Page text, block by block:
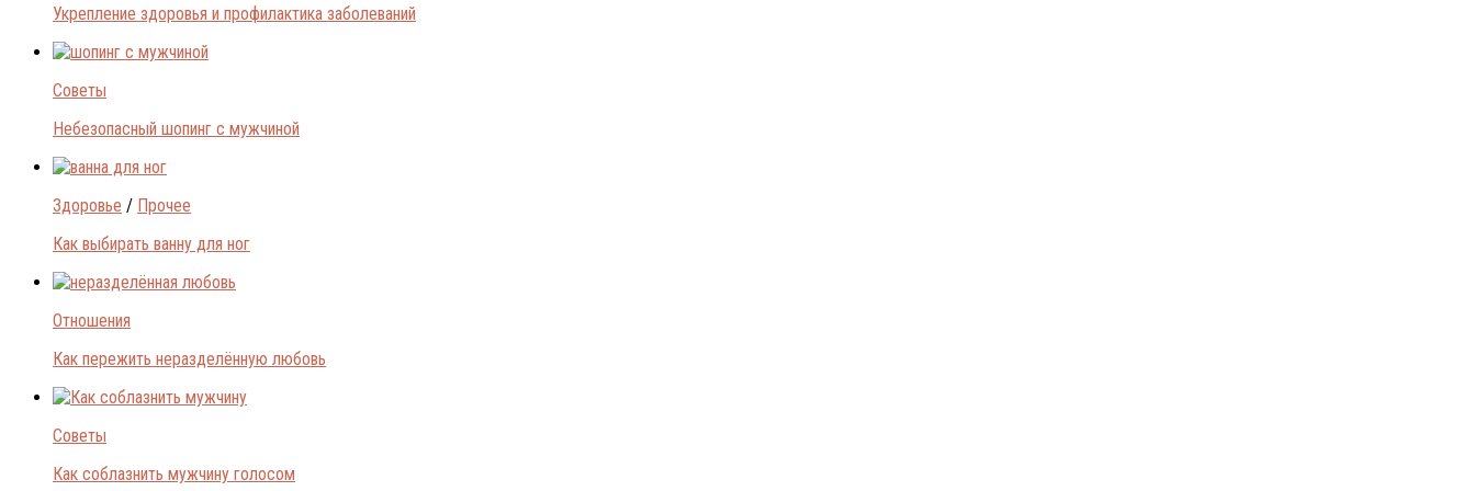
Укрепление здоровья и профилактика заболеваний
Советы
Небезопасный шопинг с мужчиной
Здоровье / Прочее
Как выбирать ванну для ног
Отношения
Как пережить неразделённую любовь
Советы
Как соблазнить мужчину голосом